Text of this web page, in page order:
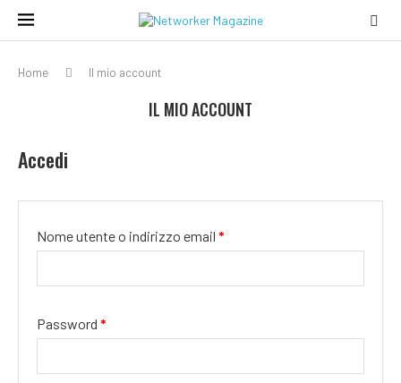
Home Il mio account
IL MIO ACCOUNT
Accedi
Nome utente o indirizzo email *
Password *